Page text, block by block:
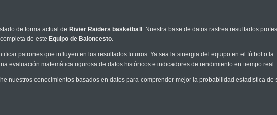
de forma actual de Rivier Raiders basketball . Nuestra base de datos rastrea resultados
de este Equipo de Baloncesto.
patrones que influyen en los resultados futuros. Ya sea la sinergia del equipo en el fútbol o la
evaluación matemática rigurosa de datos históricos e indicadores de rendimiento en tiempo real.
nuestros conocimientos basados en datos para comprender mejor la probabilidad estadística de